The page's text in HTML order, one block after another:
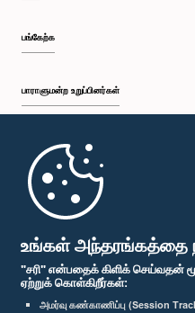
உங்கள் அந்தரங்கத்தை
"சரி" என்பதைக் கிளிக் செய்வதன்
ஏற்றுக் கொள்கிறீர்கள்:
அமர்வு கண்காணிப்பு (Session
பங்கேற்க
பாராளுமன்ற உறுப்பினர்கள்
முதற்பக்கம்
பாராளுமன்ற கையடக்க செயலி